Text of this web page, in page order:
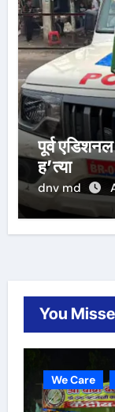
पूर्व
ह’त्या
dnv md
You
We Care